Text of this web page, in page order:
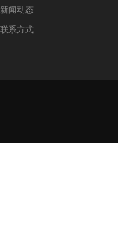
新闻动态
联系方式